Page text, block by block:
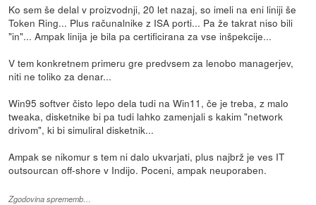
Ko sem še delal v proizvodnji, 20 let nazaj, so imeli na eni liniji še
Token Ring... Plus računalnike z ISA porti... Pa že takrat niso bili
"in"... Ampak linija je bila pa certificirana za vse inšpekcije...
V tem konkretnem primeru gre predvsem za lenobo managerjev,
niti ne toliko za denar...
Win95 softver čisto lepo dela tudi na Win11, če je treba, z malo
tweaka, disketnike bi pa tudi lahko zamenjali s kakim "network
drivom", ki bi simuliral disketnik...
Ampak se nikomur s tem ni dalo ukvarjati, plus najbrž je ves IT
outsourcan off-shore v Indijo. Poceni, ampak neuporaben.
Zgodovina sprememb…